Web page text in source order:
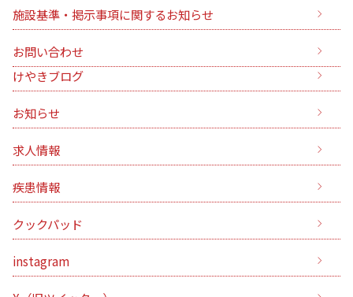
施設基準・掲示事項に関するお知らせ
お問い合わせ
けやきブログ
お知らせ
求人情報
疾患情報
クックパッド
instagram